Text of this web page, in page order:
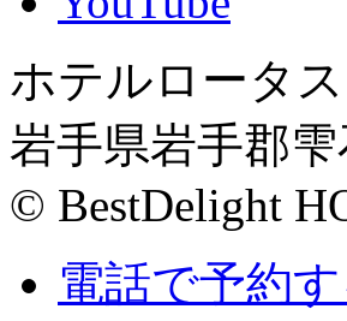
ホテルロータ
岩手県岩手郡
© BestDelight
電話で予約す